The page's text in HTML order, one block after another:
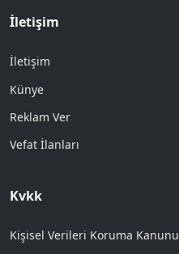
İletişim
İletişim
Künye
Reklam Ver
Vefat İlanları
Kvkk
Kişisel Verileri Koruma Kanunu